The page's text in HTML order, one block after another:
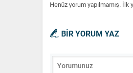
Henüz yorum yapılmamış. İlk
BİR YORUM YAZ